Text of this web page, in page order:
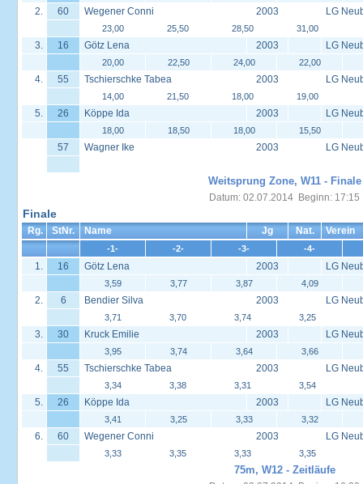
2. 60 Wegener Conni 2003 LG
23,00 25,50 28,50 31,00
3. 16 Götz Lena 2003 LG
20,00 22,50 24,00 22,00
4. 55 Tschierschke Tabea 2003 LG
14,00 21,50 18,00 19,00
5. 26 Köppe Ida 2003 LG
18,00 18,50 18,00 15,50
57 Wagner Ike 2003 LG
Weitsprung Zone, W11 - Finale
Datum: 02.07.2014 Beginn: 17:15
Finale
Rg. StNr. Name Jg Nat. Verein
-1- -2- -3- -4-
1. 16 Götz Lena 2003 LG
3,59 3,77 3,87 4,09
2. 6 Bendier Silva 2003 LG
3,71 3,70 3,74 3,25
3. 30 Kruck Emilie 2003 LG
3,95 3,74 3,64 3,66
4. 55 Tschierschke Tabea 2003 LG
3,34 3,38 3,31 3,54
5. 26 Köppe Ida 2003 LG
3,41 3,25 3,33 3,32
6. 60 Wegener Conni 2003 LG
3,33 3,35 3,33 3,35
75m, W12 - Zeitläufe